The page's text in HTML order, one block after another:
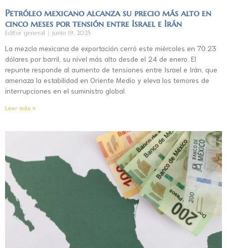
Petróleo mexicano alcanza su precio más alto en
cinco meses por tensión entre Israel e Irán
Editor general junio 19, 2025
La mezcla mexicana de exportación cerró este miércoles en 70.23
dólares por barril, su nivel más alto desde el 24 de enero. El
repunte responde al aumento de tensiones entre Israel e Irán, que
amenaza la estabilidad en Oriente Medio y eleva los temores de
interrupciones en el suministro global.
Leer más »